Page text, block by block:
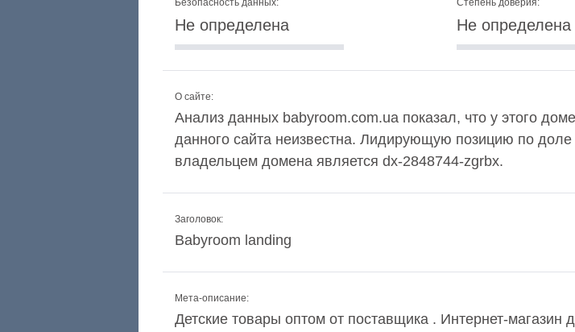
Безопасность данных:
Не определена
Степень доверия:
Не определена
О сайте:
Анализ данных babyroom.com.ua показал, что у этого
данного сайта неизвестна. Лидирующую позицию по
владельцем домена является dx-2848744-zgrbx.
Заголовок:
Babyroom landing
Мета-описание:
Детские товары оптом от поставщика . Интернет-